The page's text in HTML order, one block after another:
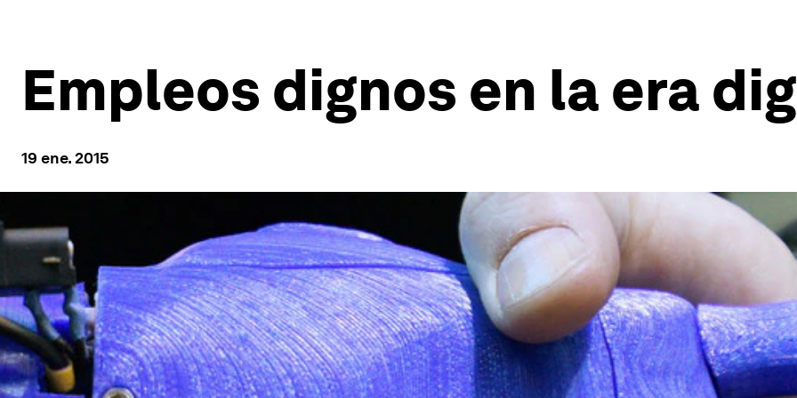
Empleos dignos en la era
19 ene. 2015